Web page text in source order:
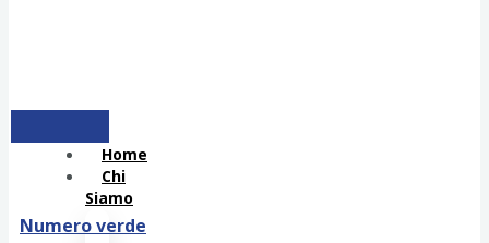
Home
Chi
Siamo
Numero verde